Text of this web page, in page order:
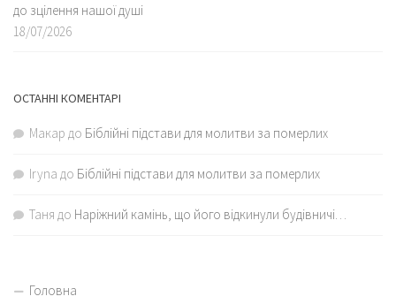
до зцілення нашої душі
18/07/2026
ОСТАННІ КОМЕНТАРІ
Макар до Біблійні підстави для молитви за померлих
Iryna до Біблійні підстави для молитви за померлих
Таня до Наріжний камінь, що його відкинули будівничі…
Головна